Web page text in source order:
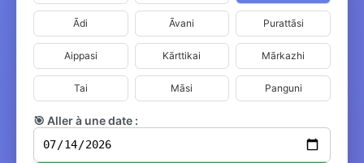
Ādi Āvani Purattāsi
Aippasi Kārttikai Mārkazhi
Tai Māsi Panguni
🎯 Aller à une date :